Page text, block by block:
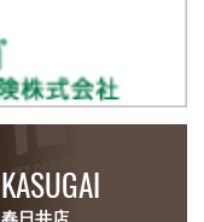
KASUGAI